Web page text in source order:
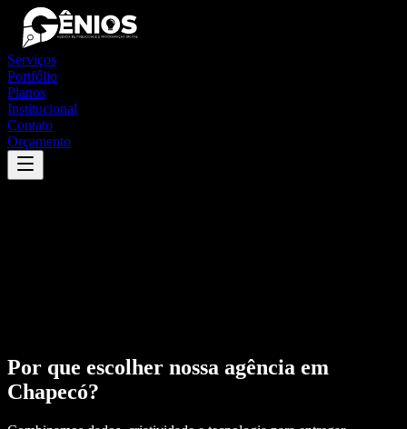
Serviços
Portfólio
Planos
Institucional
Contato
Orçamento
Por que escolher nossa agência em
Chapecó?